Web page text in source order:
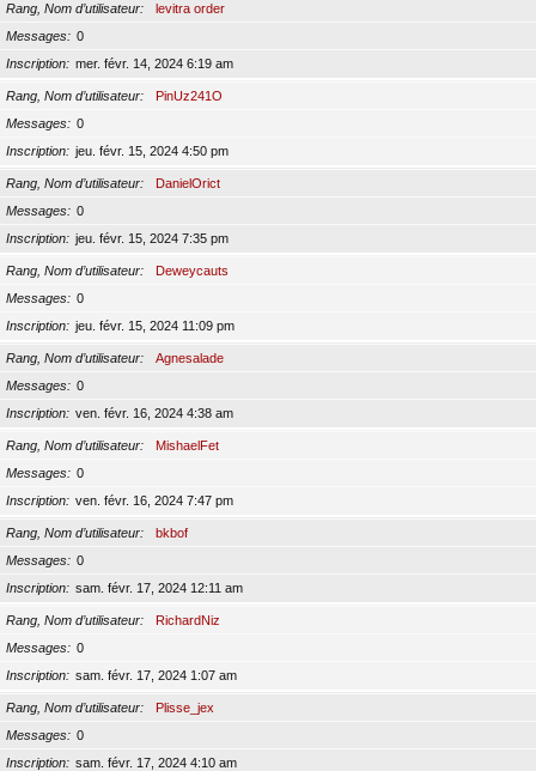
Rang, Nom d’utilisateur
levitra order
Messages
0
Inscription
mer. févr. 14, 2024 6:19 am
Rang, Nom d’utilisateur
PinUz241O
Messages
0
Inscription
jeu. févr. 15, 2024 4:50 pm
Rang, Nom d’utilisateur
DanielOrict
Messages
0
Inscription
jeu. févr. 15, 2024 7:35 pm
Rang, Nom d’utilisateur
Deweycauts
Messages
0
Inscription
jeu. févr. 15, 2024 11:09 pm
Rang, Nom d’utilisateur
Agnesalade
Messages
0
Inscription
ven. févr. 16, 2024 4:38 am
Rang, Nom d’utilisateur
MishaelFet
Messages
0
Inscription
ven. févr. 16, 2024 7:47 pm
Rang, Nom d’utilisateur
bkbof
Messages
0
Inscription
sam. févr. 17, 2024 12:11 am
Rang, Nom d’utilisateur
RichardNiz
Messages
0
Inscription
sam. févr. 17, 2024 1:07 am
Rang, Nom d’utilisateur
Plisse_jex
Messages
0
Inscription
sam. févr. 17, 2024 4:10 am